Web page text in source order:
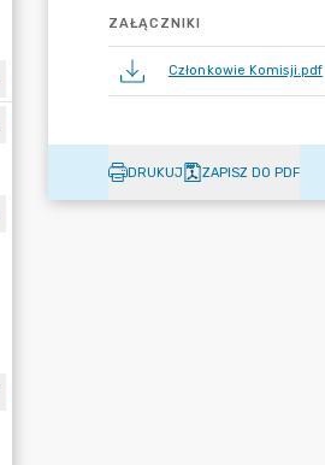
ZAŁĄCZNIKI
Członkowie Komisji.pdf
DRUKUJ ZAPISZ DO PDF